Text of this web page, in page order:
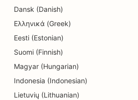
SEO elektrikele
SEO elektroonikakauplustele
SEO endodontidele
SEO meelelahutuse ja vaba aja
SEO inseneribüroodele
Dansk (Danish)
Ελληνικά (Greek)
Eesti (Estonian)
Suomi (Finnish)
Magyar (Hungarian)
Indonesia (Indonesian)
Lietuvių (Lithuanian)